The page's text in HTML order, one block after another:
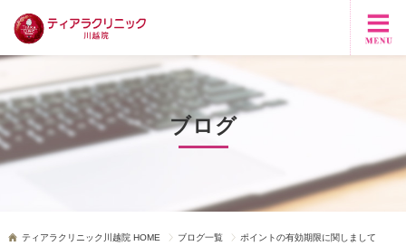
ブログ
ティアラクリニック川越院 HOME ブログ一覧 ポイントの有効期限に関しまして